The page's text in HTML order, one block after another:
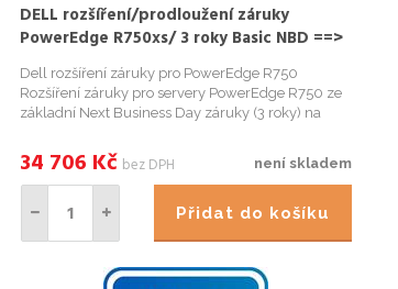
DELL rozšíření/prodloužení záruky
PowerEdge R750xs/ 3 roky Basic NBD ==>
5 let ProSupport NBD/ do 1 měsíce od
nákupu
Dell rozšíření záruky pro PowerEdge R750
Rozšíření záruky pro servery PowerEdge R750 ze
základní Next Business Day záruky (3 roky) na
rozšířena do 1 měsíce od nákupu. ProSupport Next
Business Day. Při...
není skladem
34 706 Kč bez DPH
Přidat do košíku